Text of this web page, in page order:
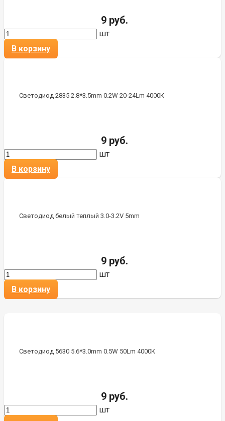
9 руб.
шт
В корзину
Светодиод 2835 2.8*3.5mm 0.2W 20-24Lm 4000К
9 руб.
шт
В корзину
Светодиод белый теплый 3.0-3.2V 5mm
9 руб.
шт
В корзину
Светодиод 5630 5.6*3.0mm 0.5W 50Lm 4000K
9 руб.
шт